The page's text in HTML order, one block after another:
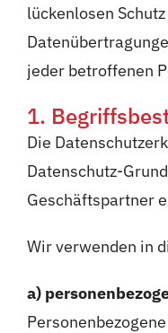
lückenlosen
jeder betroffenen
1.
Die
Datenschutz-
Geschäftspartner
Wir verwenden in
a)